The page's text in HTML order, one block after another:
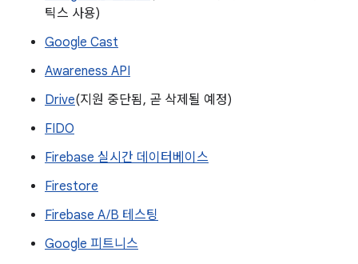
틱스 사용)
Google Cast
Awareness API
Drive(지원 중단됨, 곧 삭제될 예정)
FIDO
Firebase 실시간 데이터베이스
Firestore
Firebase A/B 테스팅
Google 피트니스